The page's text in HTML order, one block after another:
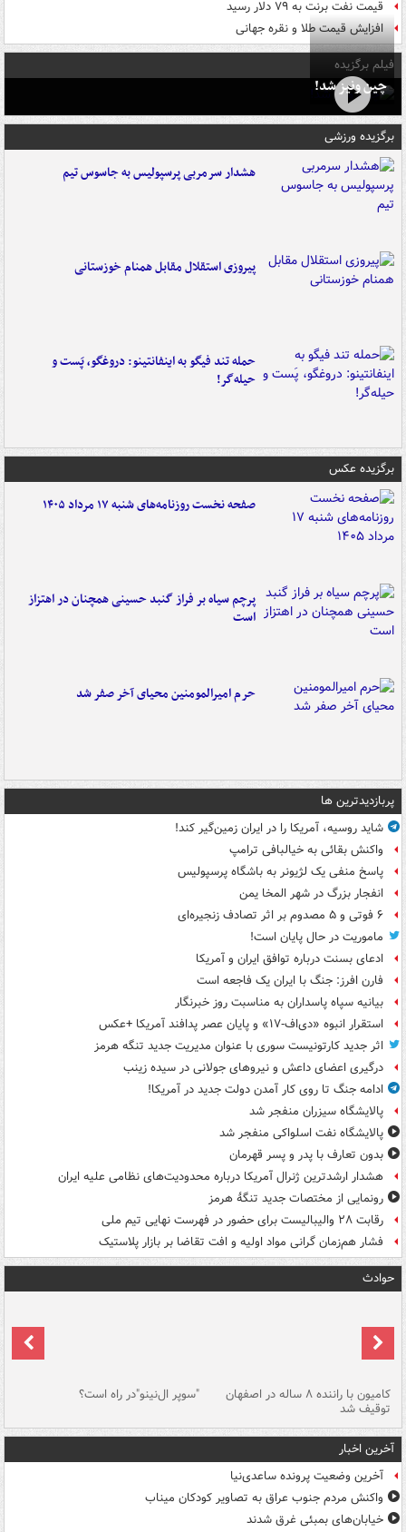
قیمت نفت برنت به ۷۹ دلار رسید
افزایش قیمت طلا و نقره جهانی
فیلم برگزیده
چین ونیز شد!
برگزیده ورزشی
هشدار سرمربی پرسپولیس به جاسوس تیم
پیروزی استقلال مقابل همنام خوزستانی
حمله تند فیگو به اینفانتینو: دروغگو، پَست‌ و
حیله‌گر!
برگزیده عکس
صفحه نخست روزنامه‌های شنبه ۱۷ مرداد ۱۴۰۵
پرچم سیاه بر فراز گنبد حسینی همچنان در اهتزاز
است
حرم امیرالمومنین محیای آخر صفر شد
پربازدیدترین ها
شاید روسیه، آمریکا را در ایران زمین‌گیر کند!
واکنش بقائی به خیالبافی ترامپ
پاسخ منفی یک لژیونر به باشگاه پرسپولیس
انفجار بزرگ در شهر المخا یمن
۶ فوتی و ۵ مصدوم بر اثر تصادف زنجیره‌ای
ماموریت در حال پایان است!
ادعای بسنت درباره توافق ایران و آمریکا
فارن افرز: جنگ با ایران یک فاجعه است
بیانیه سپاه پاسداران به مناسبت روز خبرنگار
استقرار انبوه «دی‌اف‑۱۷» و پایان عصر پدافند آمریکا +عکس
اثر جدید کارتونیست سوری با عنوان مدیریت جدید تنگه هرمز
درگیری اعضای داعش و نیروهای جولانی در سیده زینب
ادامه جنگ تا روی کار آمدن دولت جدید در آمریکا!
پالایشگاه سیزران منفجر شد
پالایشگاه نفت اسلواکی منفجر شد
بدون تعارف با پدر و پسر قهرمان
هشدار ارشدترین ژنرال آمریکا درباره محدودیت‌های نظامی علیه ایران
رونمایی از مختصات جدید تنگۀ هرمز
رقابت ۲۸ والیبالیست برای حضور در فهرست نهایی تیم ملی
فشار هم‌زمان گرانی مواد اولیه و افت تقاضا بر بازار پلاستیک
حوادث
کامیون با راننده ۸ ساله در اصفهان
توقیف شد
"سوپر ال‌نینو"در راه است؟
آخرین اخبار
آخرین وضعیت پرونده ساعدی‌نیا
واکنش مردم جنوب عراق به تصاویر کودکان میناب
خیابان‌های بمبئی غرق شدند